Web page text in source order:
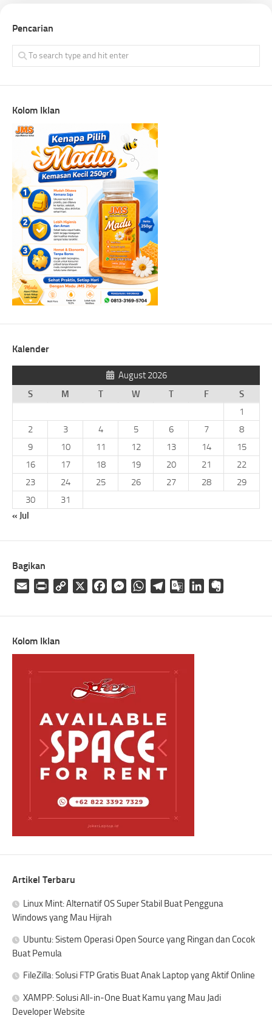
Pencarian
Kolom Iklan
Kalender
August 2026
S
M T W T F
S
1
2
3 4 5 6 7
8
9
10 11 12 13 14
15
16
17 18 19 20 21
22
23
24 25 26 27 28
29
30
31
« Jul
Bagikan
Email
Print
Copy
FacebookMessengerWhatsAppTelegramGoogleLinkedIn
Kolom Iklan
Artikel Terbaru
Linux Mint: Alternatif OS Super Stabil Buat Pengguna
Windows yang Mau Hijrah
Ubuntu: Sistem Operasi Open Source yang Ringan dan Cocok
Buat Pemula
FileZilla: Solusi FTP Gratis Buat Anak Laptop yang Aktif Online
XAMPP: Solusi All-in-One Buat Kamu yang Mau Jadi
Developer Website